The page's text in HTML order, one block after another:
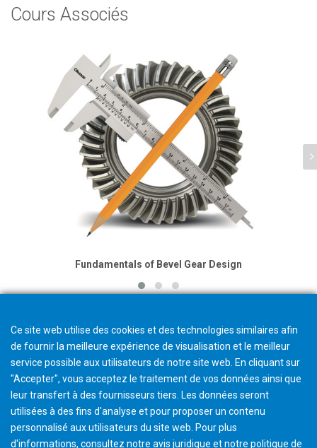
Cours Associés
Fundamentals of Bevel Gear Design
Ce site web utilise des cookies et des technologies similaires afin
de fournir la meilleure expérience de visualisation et le meilleur
service possible aux utilisateurs de notre site web. En cliquant sur
"Accepter", vous acceptez le traitement de vos données ainsi que
leur transfert à des fournisseurs tiers. Les données seront
utilisées à des fins d'analyse et pour proposer un contenu
personnalisé aux utilisateurs du site web. Pour plus
d'informations, consultez notre avis juridique et notre politique de